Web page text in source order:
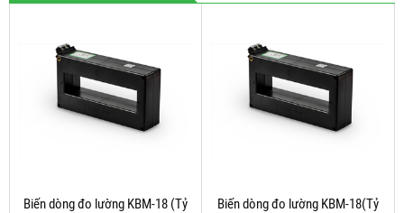
Biến dòng đo lường KBM-18 (Tỷ
Biến dòng đo lường KBM-18(Tỷ